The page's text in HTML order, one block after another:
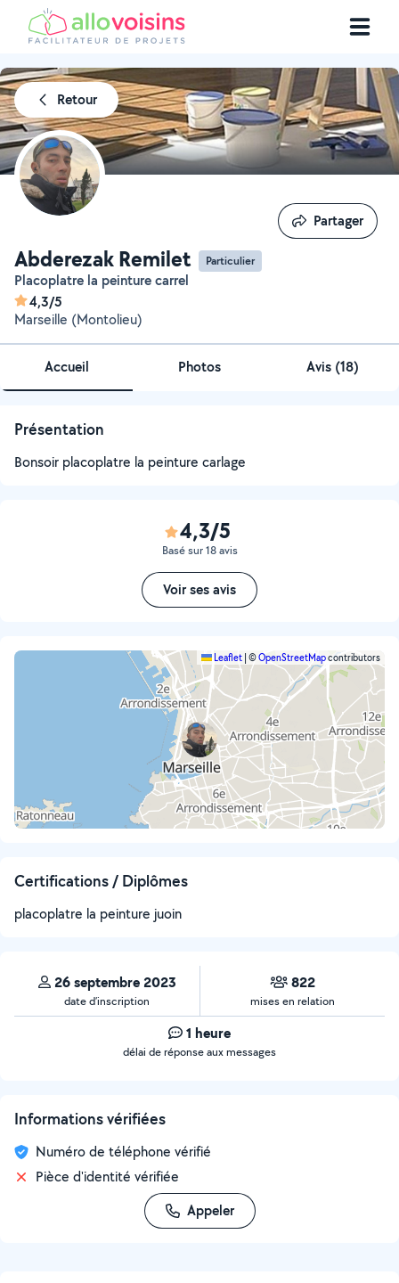
Retour
Abderezak Remilet Particulier
Placoplatre la peinture carrel
4,3/5
Marseille (Montolieu)
Partager
Partager
Accueil Photos Avis (18)
Présentation
Bonsoir placoplatre la peinture carlage
4,3/5
Basé sur 18 avis
Voir ses avis
Leaflet ©OpenStreetMapcontributors
Certifications / Diplômes
placoplatre la peinture juoin
26 septembre 2023
date d’inscription
822
mises en relation
1 heure
délai de réponse aux messages
Informations vérifiées
Numéro de téléphone vérifié
Pièce d'identité vérifiée
Appeler